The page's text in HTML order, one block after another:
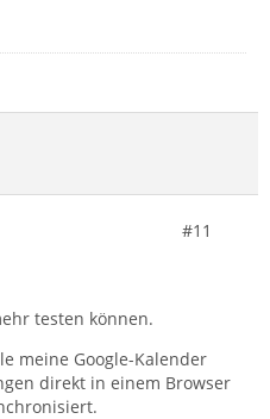
#11
testen können.
meine Google-Kalender
direkt in einem Browser